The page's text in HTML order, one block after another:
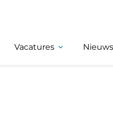
Vacatures